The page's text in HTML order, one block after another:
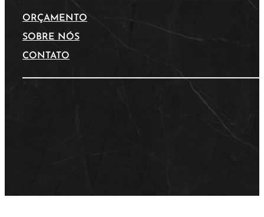
ORÇAMENTO
SOBRE NÓS
CONTATO